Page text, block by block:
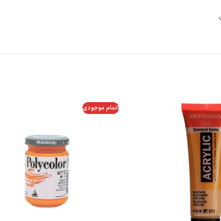
اتمام موجودی